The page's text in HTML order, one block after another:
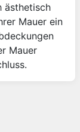
ästhetisch
Mauer ein
Mauer